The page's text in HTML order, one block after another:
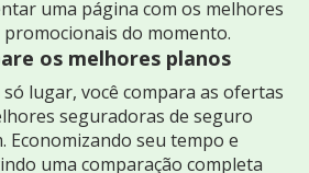
uma página com os melhores
do momento.
os melhores planos
só lugar, você compara as ofertas
seguradoras de seguro
Economizando seu tempo e
uma comparação completa